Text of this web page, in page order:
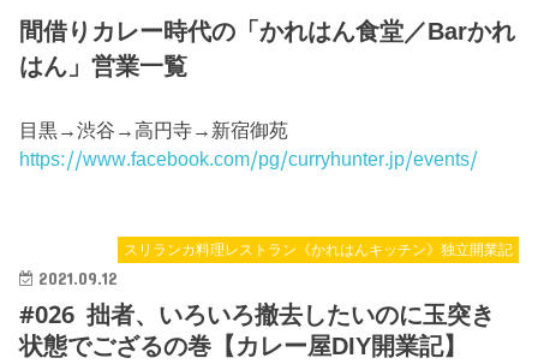
間借りカレー時代の「かれはん食堂／Barかれ
はん」営業一覧
目黒→渋谷→高円寺→新宿御苑
https://www.facebook.com/pg/curryhunter.jp/events/
スリランカ料理レストラン《かれはんキッチン》独立開業記
2021.09.12
#026 拙者、いろいろ撤去したいのに玉突き
状態でござるの巻【カレー屋DIY開業記】